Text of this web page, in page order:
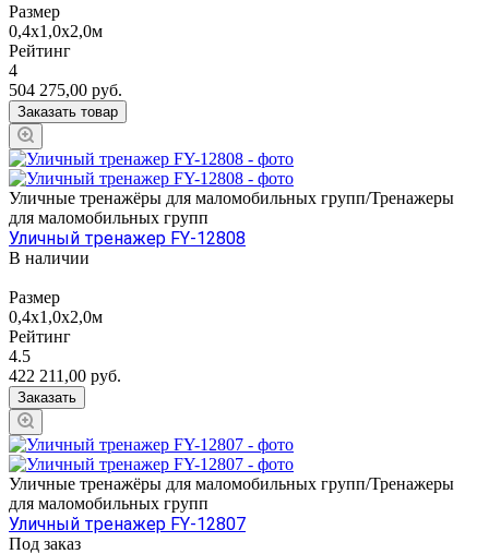
Размер
0,4х1,0х2,0м
Рейтинг
4
504 275,00 руб.
Заказать товар
Уличные тренажёры для маломобильных групп/Тренажеры
для маломобильных групп
Уличный тренажер FY-12808
В наличии
Размер
0,4х1,0х2,0м
Рейтинг
4.5
422 211,00 руб.
Заказать
Уличные тренажёры для маломобильных групп/Тренажеры
для маломобильных групп
Уличный тренажер FY-12807
Под заказ